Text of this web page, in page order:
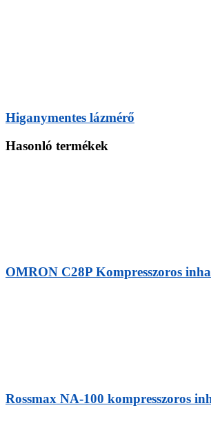
Higanymentes lázmérő
Hasonló termékek
OMRON C28P Kompresszoros
Rossmax NA-100 kompresszoros